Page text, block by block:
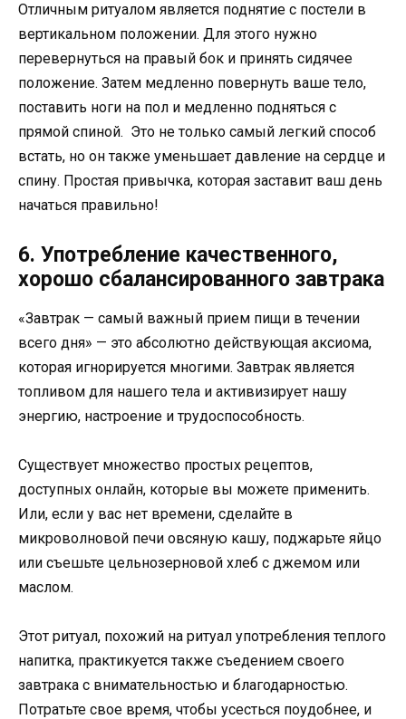
Отличным ритуалом является поднятие с постели в
вертикальном положении. Для этого нужно
перевернуться на правый бок и принять сидячее
положение. Затем медленно повернуть ваше тело,
поставить ноги на пол и медленно подняться с
прямой спиной. Это не только самый легкий способ
встать, но он также уменьшает давление на сердце и
спину. Простая привычка, которая заставит ваш день
начаться правильно!
6. Употребление качественного,
хорошо сбалансированного завтрака
«Завтрак — самый важный прием пищи в течении
всего дня» — это абсолютно действующая аксиома,
которая игнорируется многими. Завтрак является
топливом для нашего тела и активизирует нашу
энергию, настроение и трудоспособность.
Существует множество простых рецептов,
доступных онлайн, которые вы можете применить.
Или, если у вас нет времени, сделайте в
микроволновой печи овсяную кашу, поджарьте яйцо
или съешьте цельнозерновой хлеб с джемом или
маслом.
Этот ритуал, похожий на ритуал употребления теплого
напитка, практикуется также съедением своего
завтрака с внимательностью и благодарностью.
Потратьте свое время, чтобы усесться поудобнее, и